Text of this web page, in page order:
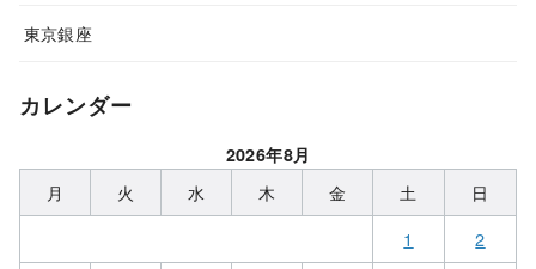
東京銀座
カレンダー
2026年8月
月 火 水 木 金 土
日
1
2